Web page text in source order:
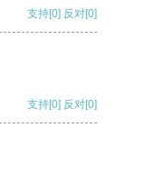
支持[0] 反对[0]
支持[0] 反对[0]